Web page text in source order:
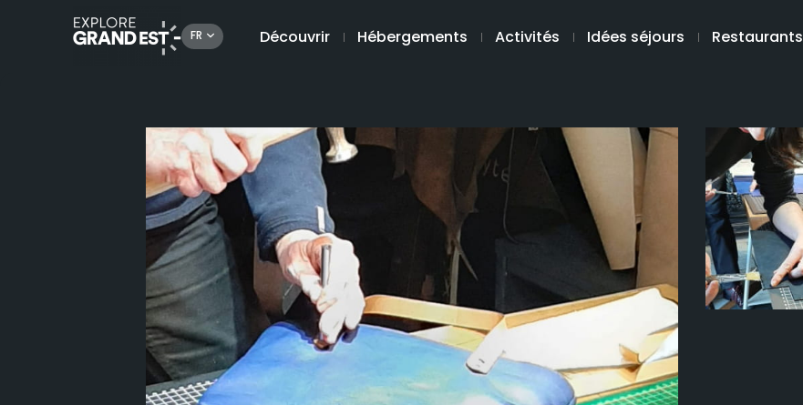
FR Découvrir Hébergements Activités Idées séjours Restaurants